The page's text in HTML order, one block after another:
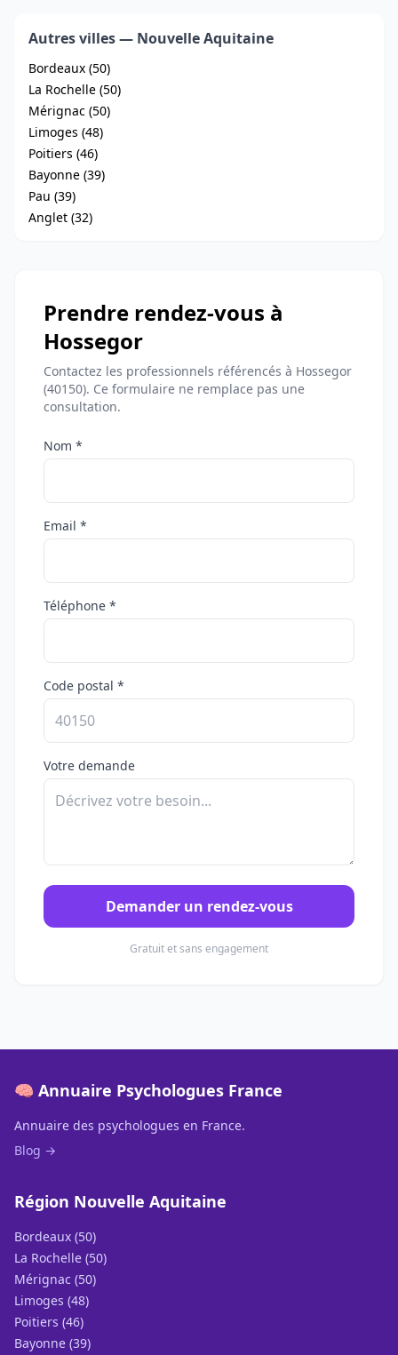
Autres villes — Nouvelle Aquitaine
Bordeaux (50)
La Rochelle (50)
Mérignac (50)
Limoges (48)
Poitiers (46)
Bayonne (39)
Pau (39)
Anglet (32)
Prendre rendez-vous à
Hossegor
Contactez les professionnels référencés à Hossegor
(40150). Ce formulaire ne remplace pas une
consultation.
Nom *
Email *
Téléphone *
Code postal *
Votre demande
Demander un rendez-vous
Gratuit et sans engagement
🧠 Annuaire Psychologues France
Annuaire des psychologues en France.
Blog →
Région Nouvelle Aquitaine
Bordeaux (50)
La Rochelle (50)
Mérignac (50)
Limoges (48)
Poitiers (46)
Bayonne (39)